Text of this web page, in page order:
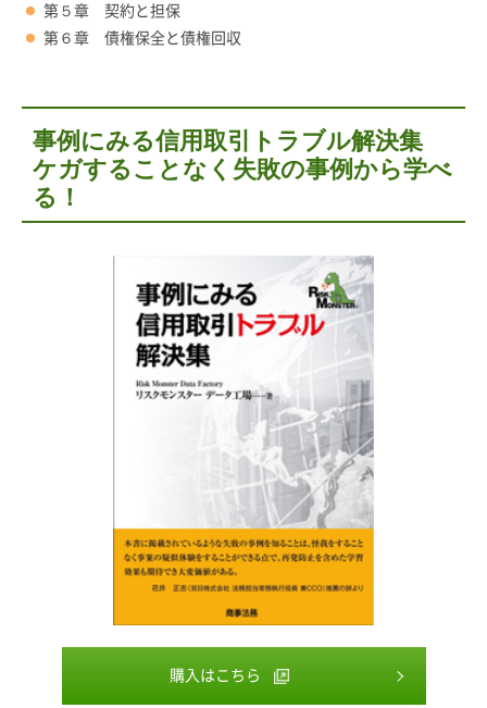
第５章 契約と担保
第６章 債権保全と債権回収
事例にみる信用取引トラブル解決集
ケガすることなく失敗の事例から学べ
る！
購入はこちら